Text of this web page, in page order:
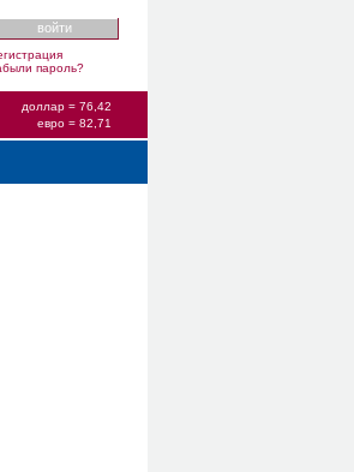
пароль?
доллар = 76,42
евро = 82,71